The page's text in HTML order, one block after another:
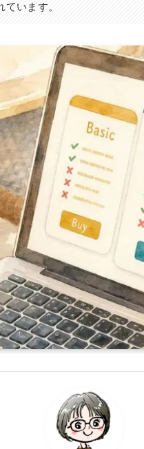
います。